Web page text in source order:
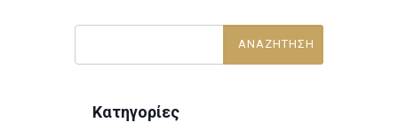
Κατηγορίες